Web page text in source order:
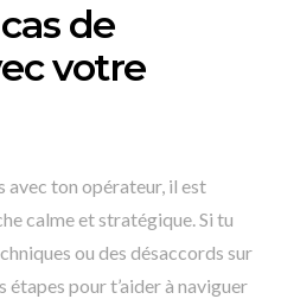
de
votre
avec ton opérateur, il est
calme et stratégique. Si tu
ou des désaccords sur
pour t’aider à naviguer